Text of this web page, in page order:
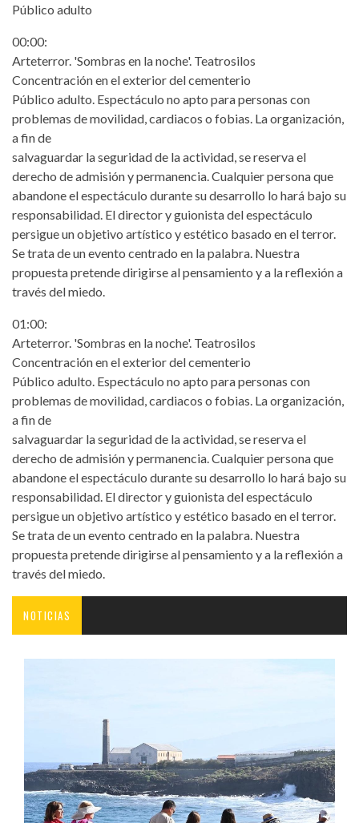
Público adulto
00:00:
Arteterror. 'Sombras en la noche'. Teatrosilos
Concentración en el exterior del cementerio
Público adulto. Espectáculo no apto para personas con
problemas de movilidad, cardiacos o fobias. La organización,
a fin de
salvaguardar la seguridad de la actividad, se reserva el
derecho de admisión y permanencia. Cualquier persona que
abandone el espectáculo durante su desarrollo lo hará bajo su
responsabilidad. El director y guionista del espectáculo
persigue un objetivo artístico y estético basado en el terror.
Se trata de un evento centrado en la palabra. Nuestra
propuesta pretende dirigirse al pensamiento y a la reflexión a
través del miedo.
01:00:
Arteterror. 'Sombras en la noche'. Teatrosilos
Concentración en el exterior del cementerio
Público adulto. Espectáculo no apto para personas con
problemas de movilidad, cardiacos o fobias. La organización,
a fin de
salvaguardar la seguridad de la actividad, se reserva el
derecho de admisión y permanencia. Cualquier persona que
abandone el espectáculo durante su desarrollo lo hará bajo su
responsabilidad. El director y guionista del espectáculo
persigue un objetivo artístico y estético basado en el terror.
Se trata de un evento centrado en la palabra. Nuestra
propuesta pretende dirigirse al pensamiento y a la reflexión a
través del miedo.
NOTICIAS